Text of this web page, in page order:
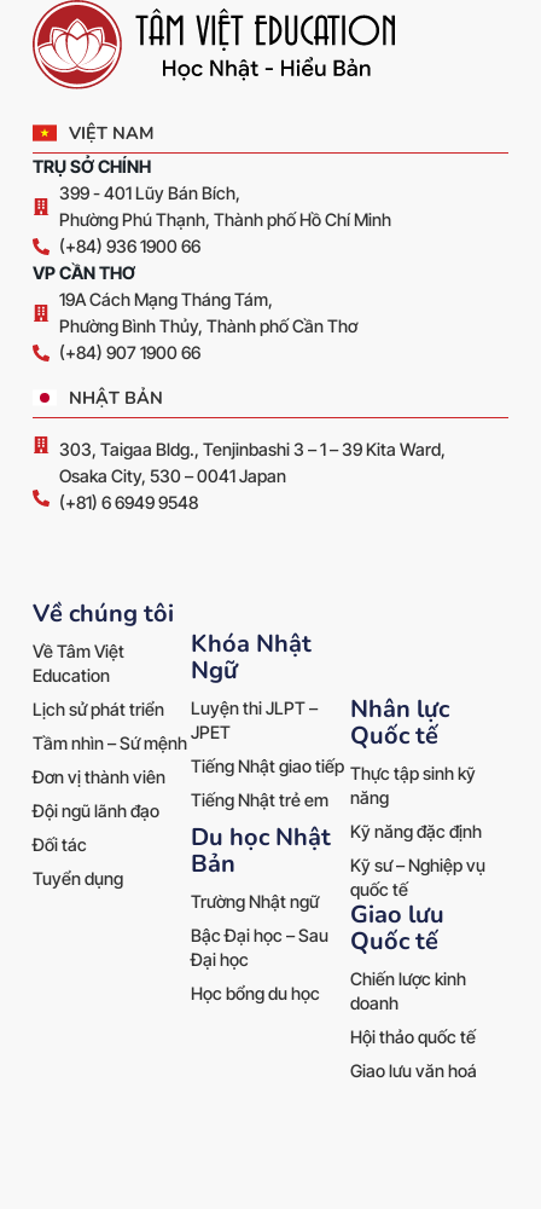
VIỆT NAM
TRỤ SỞ CHÍNH
399 - 401 Lũy Bán Bích,
Phường Phú Thạnh, Thành phố Hồ Chí Minh
(+84) 936 1900 66
VP CẦN THƠ
19A Cách Mạng Tháng Tám,
Phường Bình Thủy, Thành phố Cần Thơ
(+84) 907 1900 66
NHẬT BẢN
303, Taigaa Bldg., Tenjinbashi 3 – 1 – 39 Kita Ward,
Osaka City, 530 – 0041 Japan
(+81) 6 6949 9548
Về chúng tôi
Về Tâm Việt
Education
Lịch sử phát triển
Tầm nhìn – Sứ mệnh
Đơn vị thành viên
Đội ngũ lãnh đạo
Đối tác
Tuyển dụng
Khóa Nhật
Ngữ
Luyện thi JLPT –
JPET
Tiếng Nhật giao tiếp
Tiếng Nhật trẻ em
Du học Nhật
Bản
Trường Nhật ngữ
Bậc Đại học – Sau
Đại học
Học bổng du học
Nhân lực
Quốc tế
Thực tập sinh kỹ
năng
Kỹ năng đặc định
Kỹ sư – Nghiệp vụ
quốc tế
Giao lưu
Quốc tế
Chiến lược kinh
doanh
Hội thảo quốc tế
Giao lưu văn hoá